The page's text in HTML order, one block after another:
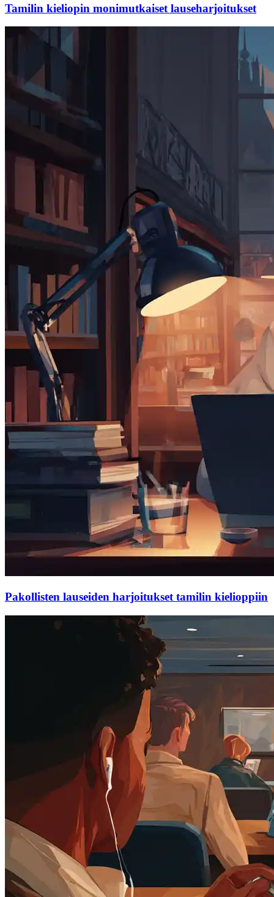
Tamilin kieliopin monimutkaiset lauseharjoitukset
Pakollisten lauseiden harjoitukset tamilin kielioppiin